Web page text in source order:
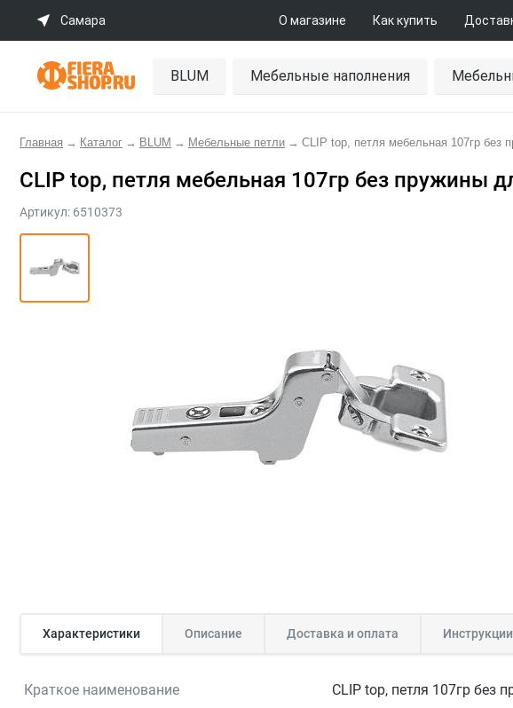
Самара О магазине Как купить
BLUM Мебельные наполнения
Главная → Каталог → BLUM → Мебельные петли → CLIP top, петля мебельная 107гр без
CLIP top, петля мебельная 107гр без пружины
Артикул: 6510373
Характеристики Описание Доставка и оплата Инструкции
Краткое наименование
CLIP top, петля 107гр без